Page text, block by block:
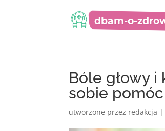
Bóle głowy
sobie
utworzone przez redakcja |